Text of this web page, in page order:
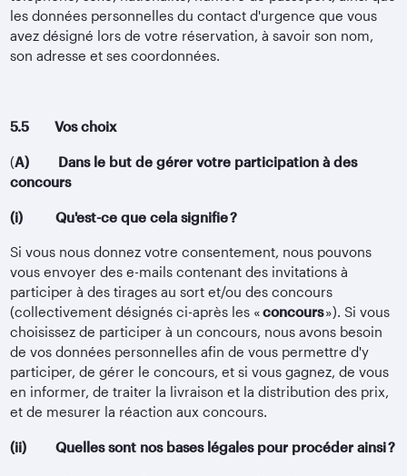
les données personnelles du contact d'urgence que vous
avez désigné lors de votre réservation, à savoir son nom,
son adresse et ses coordonnées.
5.5 Vos choix
(A) Dans le but de gérer votre participation à des
concours
(i) Qu'est-ce que cela signifie ?
Si vous nous donnez votre consentement, nous pouvons
vous envoyer des e-mails contenant des invitations à
participer à des tirages au sort et/ou des concours
(collectivement désignés ci-après les «concours»). Si vous
choisissez de participer à un concours, nous avons besoin
de vos données personnelles afin de vous permettre d'y
participer, de gérer le concours, et si vous gagnez, de vous
en informer, de traiter la livraison et la distribution des prix,
et de mesurer la réaction aux concours.
(ii) Quelles sont nos bases légales pour procéder ainsi ?